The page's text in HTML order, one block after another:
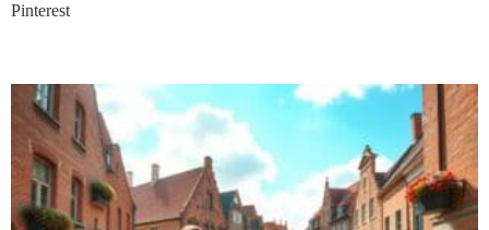
Pinterest